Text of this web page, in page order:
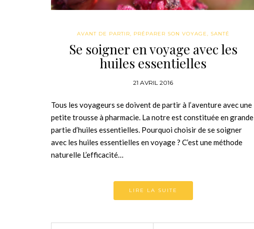
AVANT DE PARTIR PRÉPARER SON VOYAGE SANTÉ
Se soigner en voyage avec les
huiles essentielles
21 AVRIL 2016
Tous les voyageurs se doivent de partir à l’aventure avec une
petite trousse à pharmacie. La notre est constituée en grande
partie d’huiles essentielles. Pourquoi choisir de se soigner
avec les huiles essentielles en voyage ? C’est une méthode
naturelle L’efficacité…
LIRE LA SUITE